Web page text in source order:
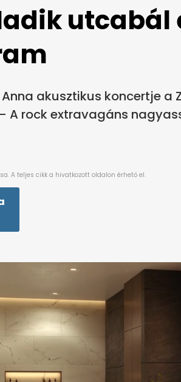
utcabál
akusztikus koncertje a
A rock extravagáns